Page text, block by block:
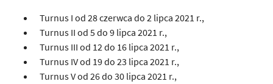
Turnus I od 28 czerwca do 2 lipca 2021 r.,
Turnus II od 5 do 9 lipca 2021 r.,
Turnus III od 12 do 16 lipca 2021 r.,
Turnus IV od 19 do 23 lipca 2021 r.,
Turnus V od 26 do 30 lipca 2021 r.,